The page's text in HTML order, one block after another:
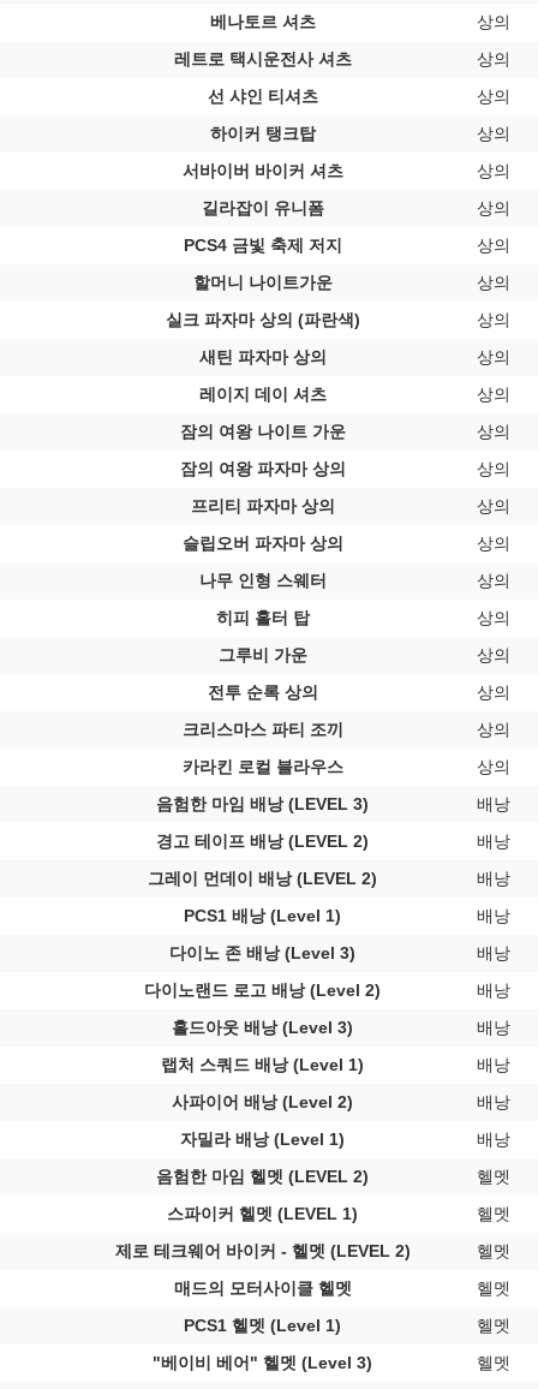
베나토르 셔츠
상의
레트로 택시운전사 셔츠
상의
선 샤인 티셔츠
상의
하이커 탱크탑
상의
서바이버 바이커 셔츠
상의
길라잡이 유니폼
상의
PCS4 금빛 축제 저지
상의
할머니 나이트가운
상의
실크 파자마 상의 (파란색)
상의
새틴 파자마 상의
상의
레이지 데이 셔츠
상의
잠의 여왕 나이트 가운
상의
잠의 여왕 파자마 상의
상의
프리티 파자마 상의
상의
슬립오버 파자마 상의
상의
나무 인형 스웨터
상의
히피 홀터 탑
상의
그루비 가운
상의
전투 순록 상의
상의
크리스마스 파티 조끼
상의
카라킨 로컬 블라우스
상의
음험한 마임 배낭 (LEVEL 3)
배낭
경고 테이프 배낭 (LEVEL 2)
배낭
그레이 먼데이 배낭 (LEVEL 2)
배낭
PCS1 배낭 (Level 1)
배낭
다이노 존 배낭 (Level 3)
배낭
다이노랜드 로고 배낭 (Level 2)
배낭
홀드아웃 배낭 (Level 3)
배낭
랩처 스쿼드 배낭 (Level 1)
배낭
사파이어 배낭 (Level 2)
배낭
자밀라 배낭 (Level 1)
배낭
음험한 마임 헬멧 (LEVEL 2)
헬멧
스파이커 헬멧 (LEVEL 1)
헬멧
제로 테크웨어 바이커 - 헬멧 (LEVEL 2)
헬멧
매드의 모터사이클 헬멧
헬멧
PCS1 헬멧 (Level 1)
헬멧
"베이비 베어" 헬멧 (Level 3)
헬멧